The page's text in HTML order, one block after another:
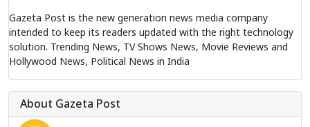
Gazeta Post is the new generation news media company
intended to keep its readers updated with the right technology
solution. Trending News, TV Shows News, Movie Reviews and
Hollywood News, Political News in India
About Gazeta Post